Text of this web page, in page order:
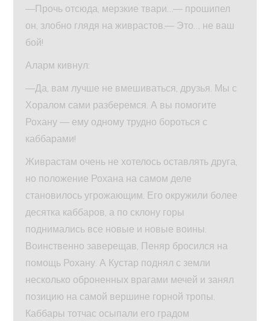
—Прочь отсюда, мерзкие твари…— прошипел
он, злобно глядя на живрастов.— Это… не ваш
бой!
Аларм кивнул:
—Да, вам лучше не вмешиваться, друзья. Мы с
Хоралом сами разберемся. А вы помогите
Рохану — ему одному трудно бороться с
каббарами!
Живрастам очень не хотелось оставлять друга,
но положение Рохана на самом деле
становилось угрожающим. Его окружили более
десятка каббаров, а по склону горы
поднимались все новые и новые воины.
Воинственно заверещав, Пеняр бросился на
помощь Рохану. А Кустар поднял с земли
несколько оброненных врагами мечей и занял
позицию на самой вершине горной тропы.
Каббары тотчас осыпали его градом